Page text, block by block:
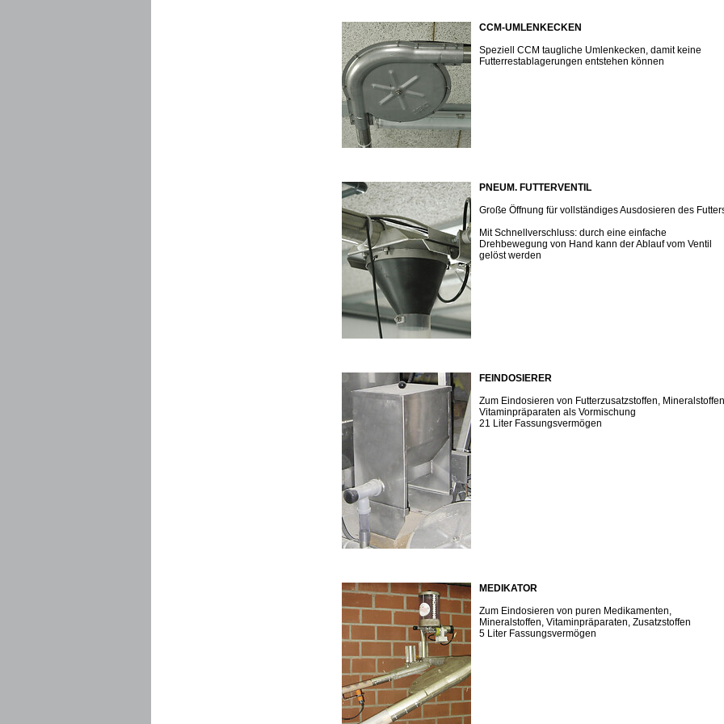
CCM-UMLENKECKEN
Speziell CCM taugliche Umlenkecken, damit keine
Futterrestablagerungen entstehen können
PNEUM. FUTTERVENTIL
Große Öffnung für vollständiges Ausdosieren des
Mit Schnellverschluss: durch eine einfache
Drehbewegung von Hand kann der Ablauf vom Ventil
gelöst werden
FEINDOSIERER
Zum Eindosieren von Futterzusatzstoffen,
Vitaminpräparaten als Vormischung
21 Liter Fassungsvermögen
MEDIKATOR
Zum Eindosieren von puren Medikamenten,
Mineralstoffen, Vitaminpräparaten, Zusatzstoffen
5 Liter Fassungsvermögen